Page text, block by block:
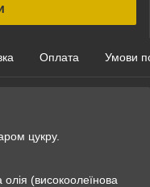
Оплата Умови
цукру.
(високоолеїнова